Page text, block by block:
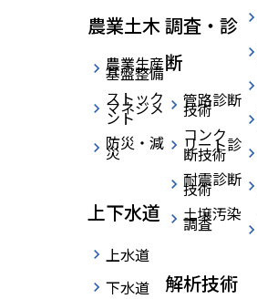
農業土木
農業生産
基盤整備
ストック
マネジメ
ント
防災・減
災
上下水道
上水道
下水道
調査・診
断
管路診断
技術
コンク
リート診
断技術
耐震診断
技術
土壌汚染
調査
解析技術
TECHNICAL
技術紹介